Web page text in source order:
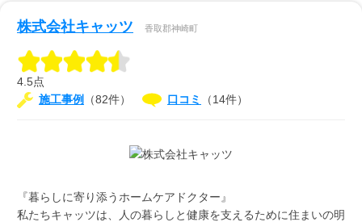
株式会社キャッツ 香取郡神崎町
4.5点
施工事例
（82件） 口コミ （14件）
『暮らしに寄り添うホームケアドクター』
私たちキャッツは、人の暮らしと健康を支えるために住まいの明